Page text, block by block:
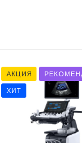
АКЦИЯ
ХИТ